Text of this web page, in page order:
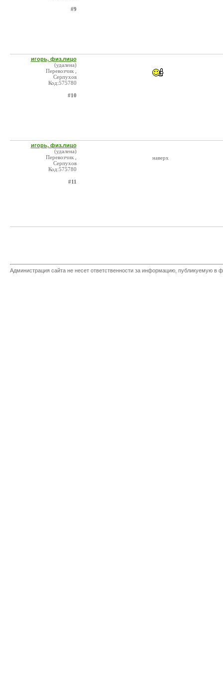
#9
игорь, физ.лицо
(удалена)
Перевозчик ,
Серпухов
Код:575780
#10
игорь, физ.лицо
(удалена)
Перевозчик ,
Серпухов
Код:575780
#11
наверх
Администрация сайта не несет ответственности за информацию, публикуемую